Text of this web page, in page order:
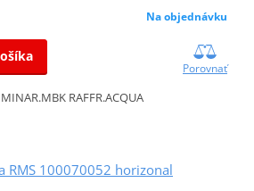
Na objednávku
Porovnať
MINAR.MBK RAFFR.ACQUA
RMS 100070052 horizonal